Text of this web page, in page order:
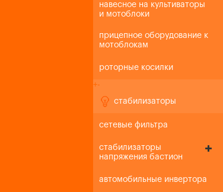
навесное на культиваторы
и мотоблоки
прицепное оборудование к
мотоблокам
роторные косилки
+-
стабилизаторы
сетевые фильтра
стабилизаторы
напряжения бастион
автомобильные инвертора